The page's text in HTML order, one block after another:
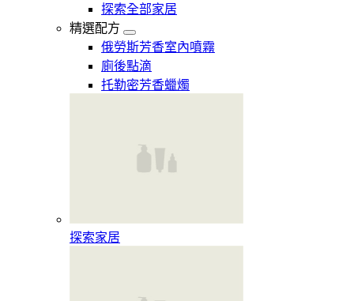
探索全部家居
精選配方
俄勞斯芳香室內噴霧
廁後點滴
托勒密芳香蠟燭
探索家居